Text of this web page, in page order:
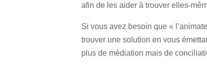
afin de les aider à trouver elles-
Si vous avez besoin que «
trouver une solution en vous
plus de médiation mais de